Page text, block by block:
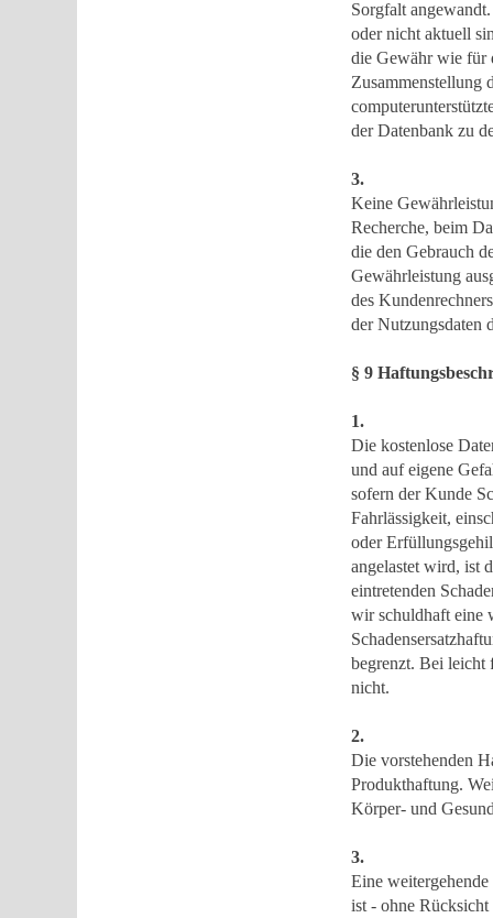
Sorgfalt
oder nicht aktuell
die Gewähr wie für
Zusammenstellung
der Datenbank zu
3.
Keine
Recherche, beim
die den Gebrauch
Gewährleistung
des
der Nutzungsdaten
§ 9
1.
Die kostenlose
und auf eigene
sofern der Kunde
Fahrlässigkeit,
oder
angelastet wird, ist
eintretenden
wir schuldhaft eine
begrenzt. Bei leicht
nicht.
2.
Die vorstehenden
Produkthaftung.
Körper- und
3.
Eine
ist - ohne Rücksicht